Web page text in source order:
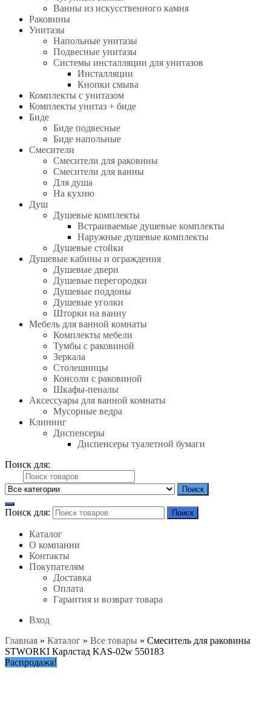
Ванны из искусственного камня
Раковины
Унитазы
Напольные унитазы
Подвесные унитазы
Системы инсталляции для унитазов
Инсталляции
Кнопки смыва
Комплекты с унитазом
Комплекты унитаз + биде
Биде
Биде подвесные
Биде напольные
Смесители
Смесители для раковины
Смесители для ванны
Для душа
На кухню
Душ
Душевые комплекты
Встраиваемые душевые комплекты
Наружные душевые комплекты
Душевые стойки
Душевые кабины и ограждения
Душевые двери
Душевые перегородки
Душевые поддоны
Душевые уголки
Шторки на ванну
Мебель для ванной комнаты
Комплекты мебели
Тумбы с раковиной
Зеркала
Столешницы
Консоли с раковиной
Шкафы-пеналы
Аксессуары для ванной комнаты
Мусорные ведра
Клининг
Диспенсеры
Диспенсеры туалетной бумаги
Поиск для:
Поиск
Поиск для: Поиск
Каталог
О компании
Контакты
Покупателям
Доставка
Оплата
Гарантия и возврат товара
Вход
Главная » Каталог » Все товары » Смеситель для раковины
STWORKI Карлстад KAS-02w 550183
Распродажа!